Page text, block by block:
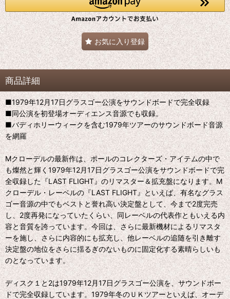
お気に入り登録
商品詳細
■1979年12月17日グラスゴー公演をサウンドボードで完全収録
■同公演を初登場オーディエンス音源でも収録。
■バディホリーウィークを含む1979年ツアーのサウンドボード音源
を網羅
Mクローデルの最新作は、ポールのコレクターズ・アイテムの中で
も燦然と輝く1979年12月17日グラスゴー公演をサウンドボードで完
全収録した『LAST FLIGHT』のリマスター＆拡充盤になります。M
クローデル・レーベルの『LAST FLIGHT』といえば、有名なグラス
ゴー音源の中でもベストと誉れ高い決定盤として、今まで2度完売
し、2度再発になっていたくらい、同レーベルの代表作ともいえる内
容と音質を誇っています。今回は、さらに最新機材によるリマスタ
ーを施し、さらに内容的にも拡充し、他レーベルの追随を引き離す
決定盤の地位をさらに揺るぎのないものに固定化する素晴らしいも
のとなっています。
ディスク１と2は1979年12月17日グラスゴー公演を、サウンドボー
ドで完全収録しています。1979年冬のＵＫツアーといえば、オーデ